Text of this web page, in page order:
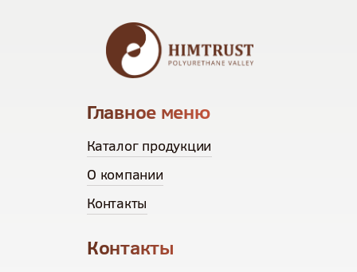
Главное меню
Каталог продукции
О компании
Контакты
Контакты